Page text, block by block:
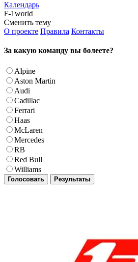
Календарь
F-1world
Сменить тему
О проекте Правила Контакты
За какую команду вы болеете?
Alpine
Aston Martin
Audi
Cadillac
Ferrari
Haas
McLaren
Mercedes
RB
Red Bull
Williams
Голосовать Результаты